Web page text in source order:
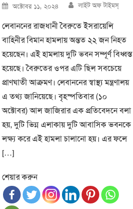
Posted
on
অক্টোবর ১১, ২০২৪ Author
লাইট অফ টাইমস্
লেবাননের রাজধানী বৈরুতে ইসরায়েলি
বাহিনীর বিমান হামলায় অন্তত ২২ জন নিহত
হয়েছেন। এই হামলায় দুটি ভবন সম্পূর্ণ বিধ্বস্ত
হয়েছে। বৈরুতের ওপর এটি ছিল সবচেয়ে
প্রাণঘাতী আক্রমণ। লেবাননের স্বাস্থ্য মন্ত্রণালয়
এ তথ্য জানিয়েছে। বৃহস্পতিবার (১০
অক্টোবর) আল জাজিরার এক প্রতিবেদনে বলা
হয়, দুটি ভিন্ন এলাকায় দুটি আবাসিক ভবনকে
লক্ষ্য করে এই হামলা চালানো হয়। এর ফলে
[…]
শেয়ার করুন